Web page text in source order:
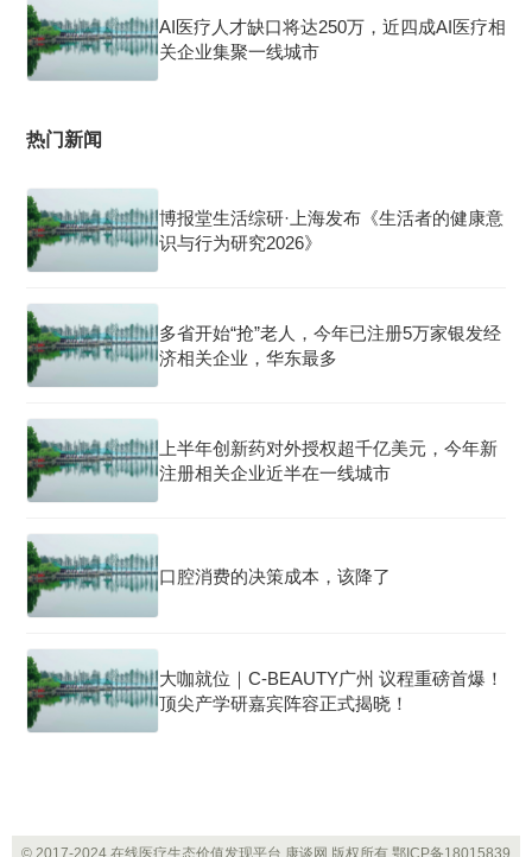
AI医疗人才缺口将达250万，近四成AI医疗相
关企业集聚一线城市
热门新闻
博报堂生活综研·上海发布《生活者的健康意
识与行为研究2026》
多省开始“抢”老人，今年已注册5万家银发经
济相关企业，华东最多
上半年创新药对外授权超千亿美元，今年新
注册相关企业近半在一线城市
口腔消费的决策成本，该降了
大咖就位｜C-BEAUTY广州 议程重磅首爆！
顶尖产学研嘉宾阵容正式揭晓！
© 2017-2024 在线医疗生态价值发现平台 康谈网 版权所有 鄂ICP备18015839